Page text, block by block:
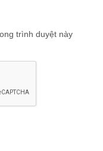
trình duyệt này